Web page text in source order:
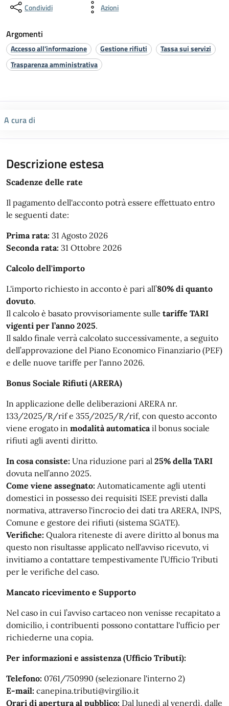
Condividi Azioni
Argomenti
Accesso all'informazione Gestione rifiuti
Tassa sui servizi
Trasparenza amministrativa
A cura di
Descrizione estesa
Scadenze delle rate
Il pagamento dell'acconto potrà essere effettuato entro
le seguenti date:
Prima rata: 31 Agosto 2026
Seconda rata: 31 Ottobre 2026
Calcolo dell'importo
L'importo richiesto in acconto è pari all’80% di quanto
dovuto.
Il calcolo è basato provvisoriamente sulle tariffe TARI
vigenti per l’anno 2025.
Il saldo finale verrà calcolato successivamente, a seguito
dell’approvazione del Piano Economico Finanziario (PEF)
e delle nuove tariffe per l'anno 2026.
Bonus Sociale Rifiuti (ARERA)
In applicazione delle deliberazioni ARERA nr.
133/2025/R/rif e 355/2025/R/rif, con questo acconto
viene erogato in modalità automaticail bonus sociale
rifiuti agli aventi diritto.
In cosa consiste: Una riduzione pari al 25% della TARI
dovuta nell’anno 2025.
Come viene assegnato: Automaticamente agli utenti
domestici in possesso dei requisiti ISEE previsti dalla
normativa, attraverso l'incrocio dei dati tra ARERA, INPS,
Comune e gestore dei rifiuti (sistema SGATE).
Verifiche: Qualora riteneste di avere diritto al bonus ma
questo non risultasse applicato nell'avviso ricevuto, vi
invitiamo a contattare tempestivamente l’Ufficio Tributi
per le verifiche del caso.
Mancato ricevimento e Supporto
Nel caso in cui l’avviso cartaceo non venisse recapitato a
domicilio, i contribuenti possono contattare l'ufficio per
richiederne una copia.
Per informazioni e assistenza (Ufficio Tributi):
Telefono: 0761/750990 (selezionare l'interno 2)
E-mail: canepina.tributi@virgilio.it
Orari di apertura al pubblico: Dal lunedì al venerdì, dalle